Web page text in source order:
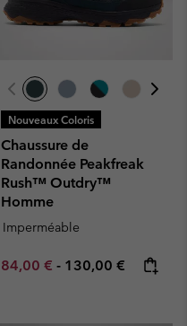
Nouveaux Coloris
Chaussure de
Randonnée Peakfreak
Rush™ Outdry™
Homme
Imperméable
Minimum sale price:
84,00 € - Maximum price:
130,00 €